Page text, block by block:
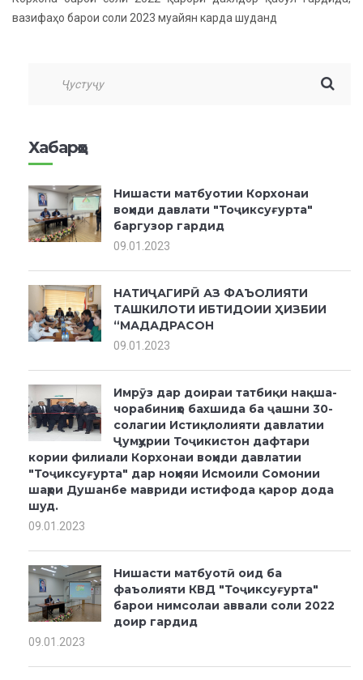
вазифаҳо барои соли 2023 муайян карда шуданд
Хабарҳо
Нишасти матбуотии Корхонаи
воҳиди давлати "Тоҷиксуғурта"
баргузор гардид
09.01.2023
НАТИҶАГИРӢ АЗ ФАЪОЛИЯТИ
ТАШКИЛОТИ ИБТИДОИИ ҲИЗБИИ
“МАДАДРАСОН
09.01.2023
Имрӯз дар доираи татбиқи нақша-
чорабиниҳо бахшида ба ҷашни 30-
солагии Истиқлолияти давлатии
Ҷумҳурии Тоҷикистон дафтари
кории филиали Корхонаи воҳиди давлатии
"Тоҷиксуғурта" дар ноҳияи Исмоили Сомонии
шаҳри Душанбе мавриди истифода қарор дода
шуд.
09.01.2023
Нишасти матбуотӣ оид ба
фаъолияти КВД "Тоҷиксуғурта"
барои нимсолаи аввали соли 2022
доир гардид
09.01.2023